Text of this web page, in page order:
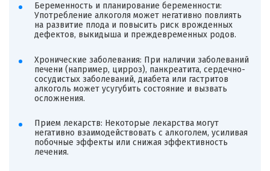
Беременность и планирование беременности:
Употребление алкоголя может негативно повлиять
на развитие плода и повысить риск врожденных
дефектов, выкидыша и преждевременных родов.
Хронические заболевания: При наличии заболеваний
печени (например, цирроз), панкреатита, сердечно-
сосудистых заболеваний, диабета или гастритов
алкоголь может усугубить состояние и вызвать
осложнения.
Прием лекарств: Некоторые лекарства могут
негативно взаимодействовать с алкоголем, усиливая
побочные эффекты или снижая эффективность
лечения.